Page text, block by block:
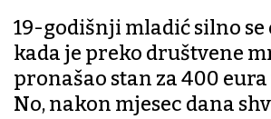
19-godišnji mladić silno se
kada je preko društvene
pronašao stan za 400
No, nakon mjesec dana